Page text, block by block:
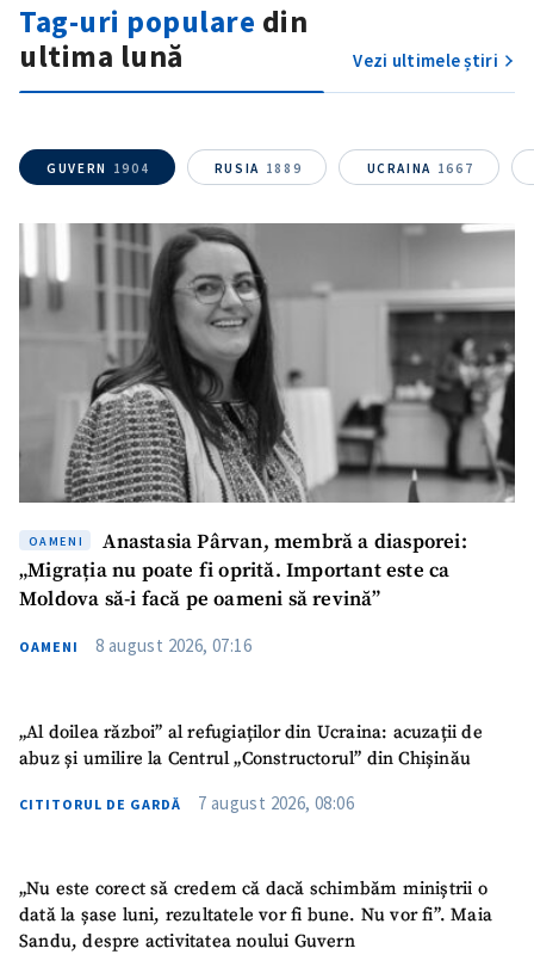
Tag-uri populare din
ultima lună
Vezi ultimele știri
GUVERN 1904 RUSIA 1889 UCRAINA 1667
OAMENI
Anastasia Pârvan, membră a diasporei:
„Migrația nu poate fi oprită. Important este ca
Moldova să-i facă pe oameni să revină”
OAMENI 8 august 2026, 07:16
„Al doilea război” al refugiaților din Ucraina: acuzații de
abuz și umilire la Centrul „Constructorul” din Chișinău
CITITORUL DE GARDĂ 7 august 2026, 08:06
„Nu este corect să credem că dacă schimbăm miniștrii o
dată la șase luni, rezultatele vor fi bune. Nu vor fi”. Maia
Sandu, despre activitatea noului Guvern